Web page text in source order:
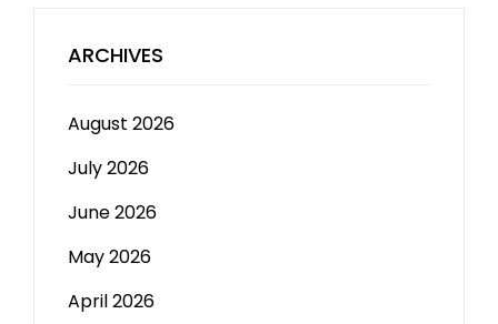
ARCHIVES
August 2026
July 2026
June 2026
May 2026
April 2026